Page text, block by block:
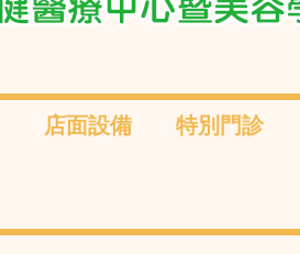
店面設備 特別門診